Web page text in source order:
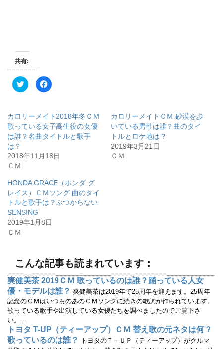
共有:
ク
リ
て
T
w
i
t
r
で
新
し
い
ウ
ィ
ン
ド
ウ
F
a
k
で
共
る
に
ッ
ク
し
て
く
さ
い
ィ
ン
ウ
で
開
き
ま
す
)
カロリーメイト2018年冬ＣＭ
歌っている女子高生役の女優
は誰？名曲タイトルと歌手
は？
2018年11月18日
ＣＭ
カロリーメイトＣＭ 砂漠を歩
いている男性は誰？曲のタイ
トルとロケ地は？
2019年3月21日
ＣＭ
HONDA GRACE（ホンダ グ
レイス）ＣＭソング 曲のタイ
トルと歌手は？ぶつからない
SENSING
2019年1月8日
ＣＭ
こんな記事も読まれています：
爽健美茶 2019ＣＭ 歌っているのは誰？踊っている人女
優・モデルは誰？ 爽健美茶は2019年で25周年を迎えます。25周年
記念のＣＭはいつものあのＣＭソングに続きの歌詞が作られています。
歌っている歌手や出演している女優たちを調べましたのでご覧下さ
い。...
トヨタ T-UP（ティーアップ）ＣＭ 替え歌の元ネタは何？
歌っているのは誰？
トヨタのＴ－ＵＰ（ティーアップ）がクルマ